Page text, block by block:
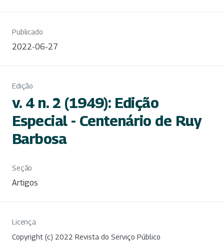
Publicado
2022-06-27
Edição
v. 4 n. 2 (1949): Edição
Especial - Centenário de Ruy
Barbosa
Seção
Artigos
Licença
Copyright (c) 2022 Revista do Serviço Público